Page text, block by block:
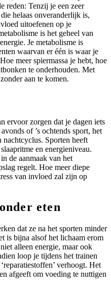
reden: Tenzij je een zeer
helaas onveranderlijk is,
uitoefenen op je
is het geheel van
Je metabolisme is
waarvan er één is waar je
meer spiermassa je hebt, hoe
te onderhouden. Met
aan te komen.
ervoor zorgen dat je dagen iets
of ’s ochtends sport, het
Sporten heeft
en energieniveau.
de aanmaak van het
regelt. Hoe meer diepe
van invloed zal zijn op
eten
dat ze na het sporten minder
is bijna alsof het lichaam erom
alleen energie, maar ook
loop je tijdens het trainen
verhoogt. Het
afgeeft om voeding te nuttigen